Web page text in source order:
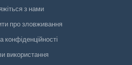
з нами
про зловживання
конфіденційності
використання